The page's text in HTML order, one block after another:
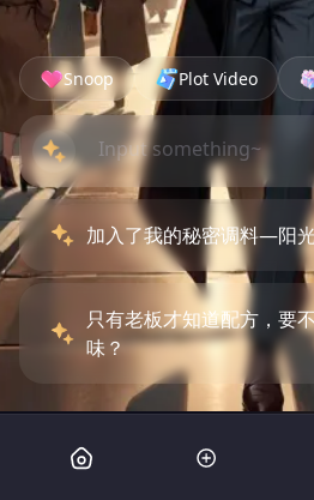
Snoop Plot Video
加入了我的秘密调料—阳光
只有老板才知道配方，要
味？